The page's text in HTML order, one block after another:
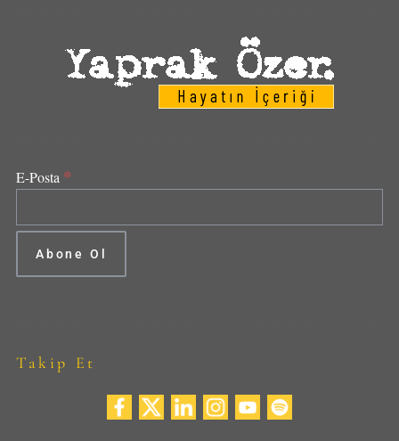
E-Posta *
Takip Et